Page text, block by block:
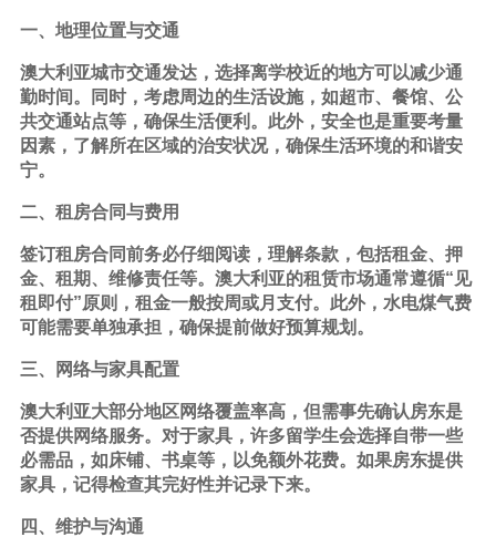
一、地理位置与交通
澳大利亚城市交通发达，选择离学校近的地方可以减少通
勤时间。同时，考虑周边的生活设施，如超市、餐馆、公
共交通站点等，确保生活便利。此外，安全也是重要考量
因素，了解所在区域的治安状况，确保生活环境的和谐安
宁。
二、租房合同与费用
签订租房合同前务必仔细阅读，理解条款，包括租金、押
金、租期、维修责任等。澳大利亚的租赁市场通常遵循“见
租即付”原则，租金一般按周或月支付。此外，水电煤气费
可能需要单独承担，确保提前做好预算规划。
三、网络与家具配置
澳大利亚大部分地区网络覆盖率高，但需事先确认房东是
否提供网络服务。对于家具，许多留学生会选择自带一些
必需品，如床铺、书桌等，以免额外花费。如果房东提供
家具，记得检查其完好性并记录下来。
四、维护与沟通